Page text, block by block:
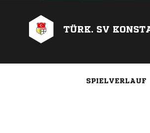
TÜRK. SV
SPIELVERLAUF